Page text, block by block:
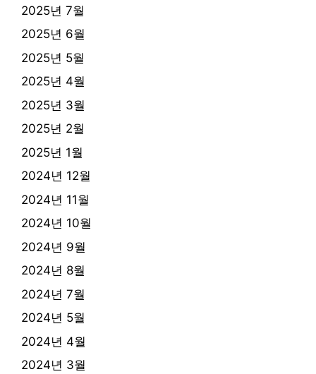
2025년 7월
2025년 6월
2025년 5월
2025년 4월
2025년 3월
2025년 2월
2025년 1월
2024년 12월
2024년 11월
2024년 10월
2024년 9월
2024년 8월
2024년 7월
2024년 5월
2024년 4월
2024년 3월